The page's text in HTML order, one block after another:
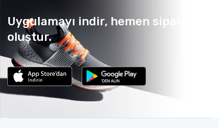
Uygulamayı indir, hemen sipariş
oluştur.